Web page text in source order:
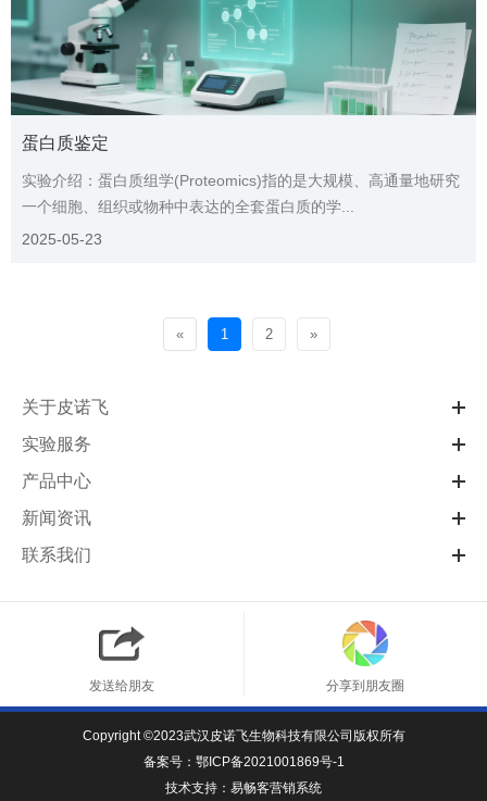
蛋白质鉴定
实验介绍：蛋白质组学(Proteomics)指的是大规模、高通量地研究
一个细胞、组织或物种中表达的全套蛋白质的学...
2025-05-23
« 1 2 »
关于皮诺飞
实验服务
产品中心
新闻资讯
联系我们
发送给朋友 分享到朋友圈
Copyright ©2023武汉皮诺飞生物科技有限公司版权所有
备案号： 鄂ICP备2021001869号-1
技术支持： 易畅客营销系统